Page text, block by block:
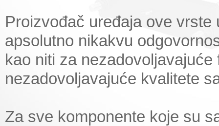
Proizvođač uređaja ove
apsolutno nikakvu
kao niti za
nezadovoljavajuće kvalitete
Za sve komponente koje su